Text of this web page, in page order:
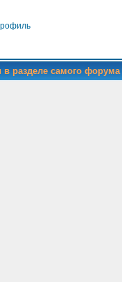
разделе самого форума